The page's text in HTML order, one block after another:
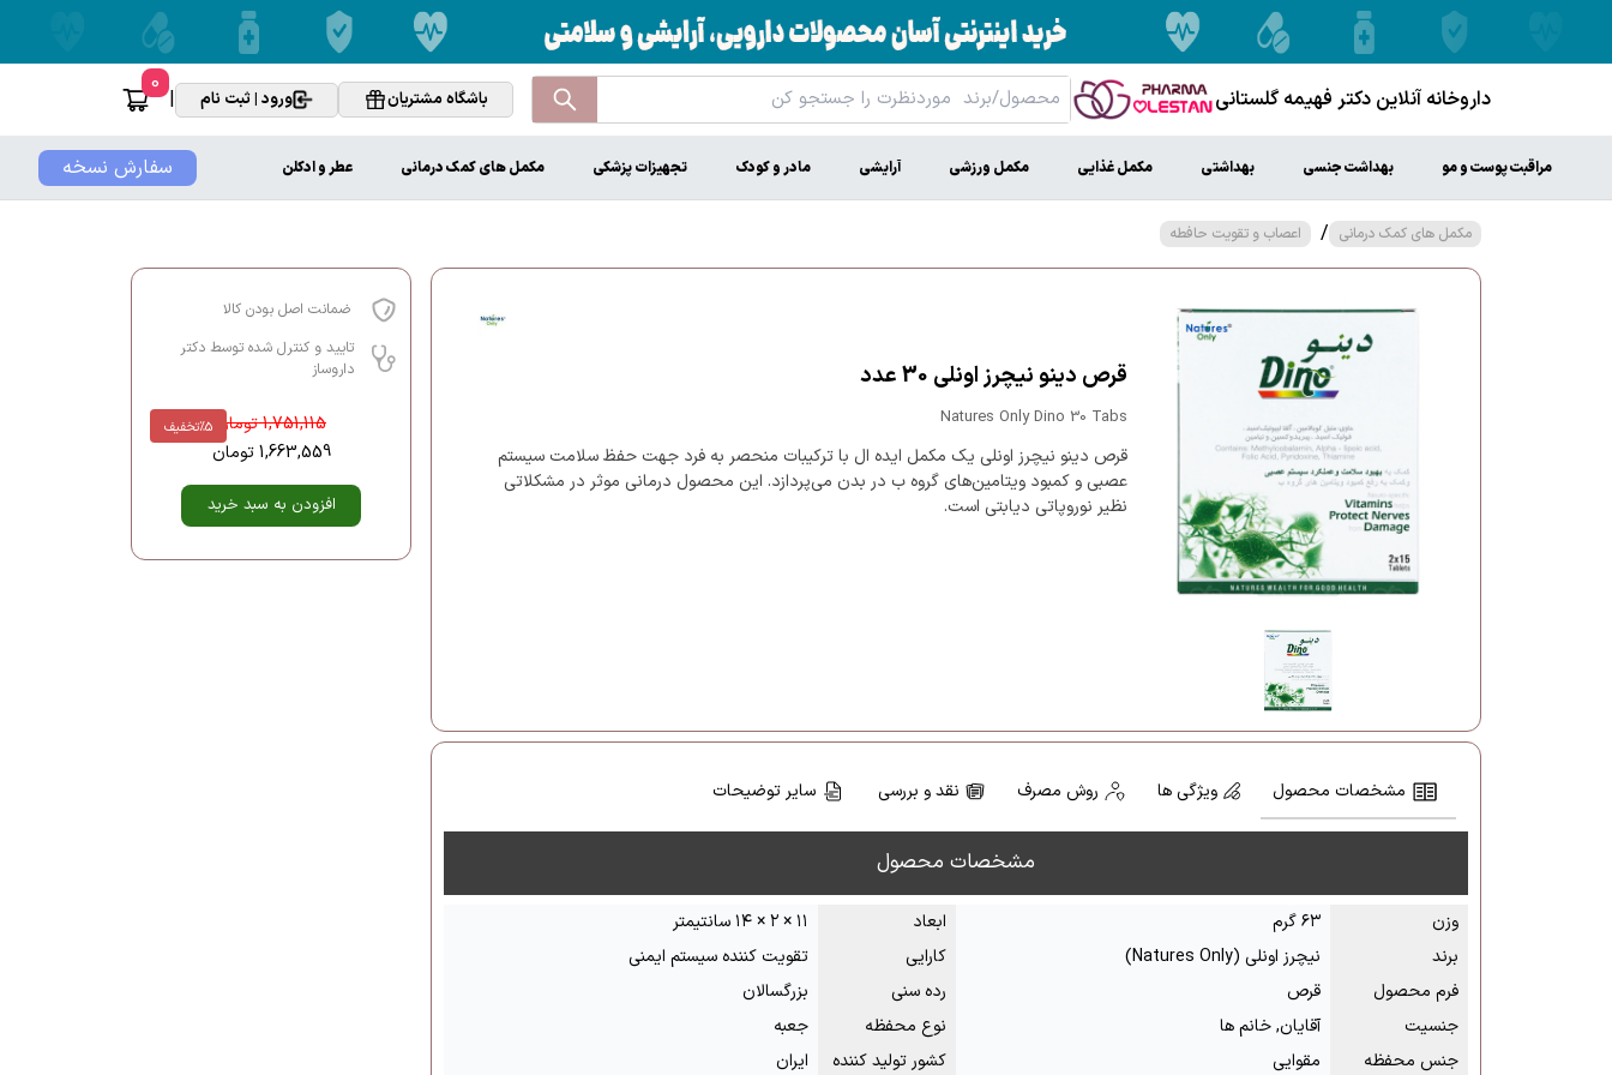
داروخانه آنلاین دکتر فهیمه گلستانی باشگاه مشتریان ورود | ثبت نام |
0
سفارش نسخه مراقبت پوست و مو بهداشت جنسی بهداشتی مکمل غذایی مکمل ورزشی آرایشی مادر و کودک تجهیزات پزشکی مکمل های کمک درمانی عطر و ادکلن
مکمل های کمک درمانی / اعصاب و تقویت حافطه
قرص دینو نیچرز اونلی 30 عدد
Natures Only Dino 30 Tabs
قرص دینو نیچرز اونلی یک مکمل ایده ال با ترکیبات منحصر به فرد جهت حفظ سلامت سیستم
عصبی و کمبود ویتامین‌های گروه ب در بدن می‌پردازد. این محصول درمانی موثر در مشکلاتی
نظیر نوروپاتی دیابتی است.
مشخصات محصول ویژگی ها روش مصرف نقد و بررسی سایر توضیحات
مشخصات محصول
وزن ۶۳ گرم ابعاد
۱۱ × ۲ × ۱۴ سانتیمتر
برند
نیچرز اونلی (Natures Only) کارایی
تقویت کننده سیستم ایمنی
فرم محصول
قرص رده سنی
بزرگسالان
جنسیت
آقایان, خانم ها نوع محفظه
جعبه
جنس محفظه
مقوایی کشور تولید کننده
ایران
ضمانت اصل بودن کالا
تایید و کنترل شده توسط دکتر
داروساز
%5تخفیف 1,751,115تومان
1,663,559 تومان
افزودن به سبد خرید